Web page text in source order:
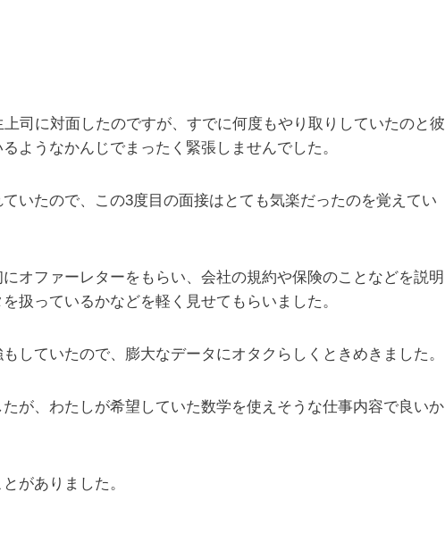
司に対面したのですが、すでに何度もやり取りしていたのと彼
ようなかんじでまったく緊張しませんでした。
いたので、この3度目の面接はとても気楽だったのを覚えてい
オファーレターをもらい、会社の規約や保険のことなどを説明
扱っているかなどを軽く見せてもらいました。
していたので、膨大なデータにオタクらしくときめきました。
が、わたしが希望していた数学を使えそうな仕事内容で良いか
がありました。